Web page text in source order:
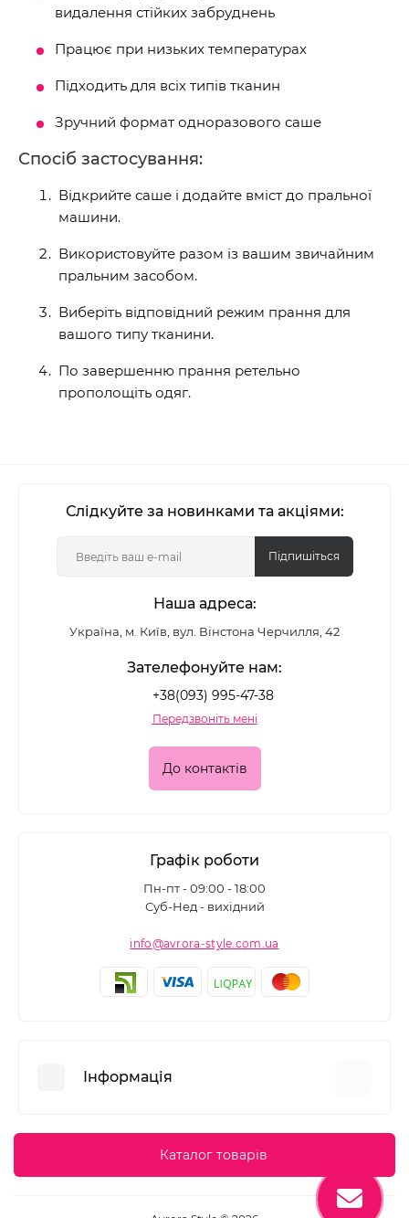
видалення стійких забруднень
Працює при низьких температурах
Підходить для всіх типів тканин
Зручний формат одноразового саше
Спосіб застосування:
Відкрийте саше і додайте вміст до пральної
машини.
Використовуйте разом із вашим звичайним
пральним засобом.
Виберіть відповідний режим прання для
вашого типу тканини.
По завершенню прання ретельно
прополощіть одяг.
Слідкуйте за новинками та акціями:
Підпишіться
Наша адреса:
Україна, м. Київ, вул. Вінстона Черчилля, 42
Зателефонуйте нам:
+38(093) 995-47-38
Передзвоніть мені
До контактів
Графік роботи
Пн-пт - 09:00 - 18:00
Суб-Нед - вихідний
info@avrora-style.com.ua
Інформація
Угода користувачаКаталог товарів